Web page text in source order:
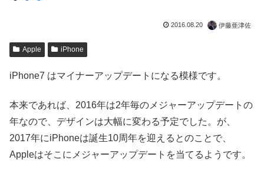
2016.08.20 伊藤亜津佐
Apple iPhone
iPhone7 はマイナーアップデートになる模様です。
本来であれば、2016年は2年毎のメジャーアップデートの
年なので、デザインは大幅に変わる予定でした。が、
2017年にiPhoneは誕生10周年を迎えるとのことで、
Appleはそこにメジャーアップデートを当てるようです。